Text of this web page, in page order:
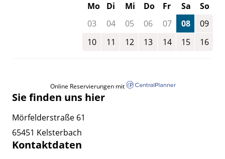
Mo
Di Mi Do Fr Sa
So
03
04 05 06 07 08
09
10
11 12 13 14 15 16
Online Reservierungen mit
Sie finden uns hier
Mörfelderstraße 61
65451 Kelsterbach
Kontaktdaten